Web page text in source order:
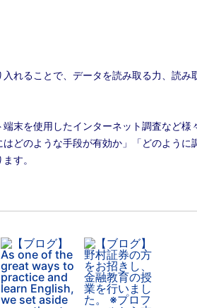
れることで、データを読み取る力、読み
末を使用したインターネット調査など様
どのような手段が有効か」「どのように
す。